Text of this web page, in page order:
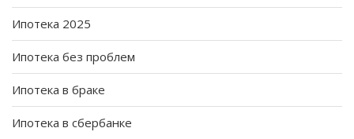
Ипотека 2025
Ипотека без проблем
Ипотека в браке
Ипотека в сбербанке